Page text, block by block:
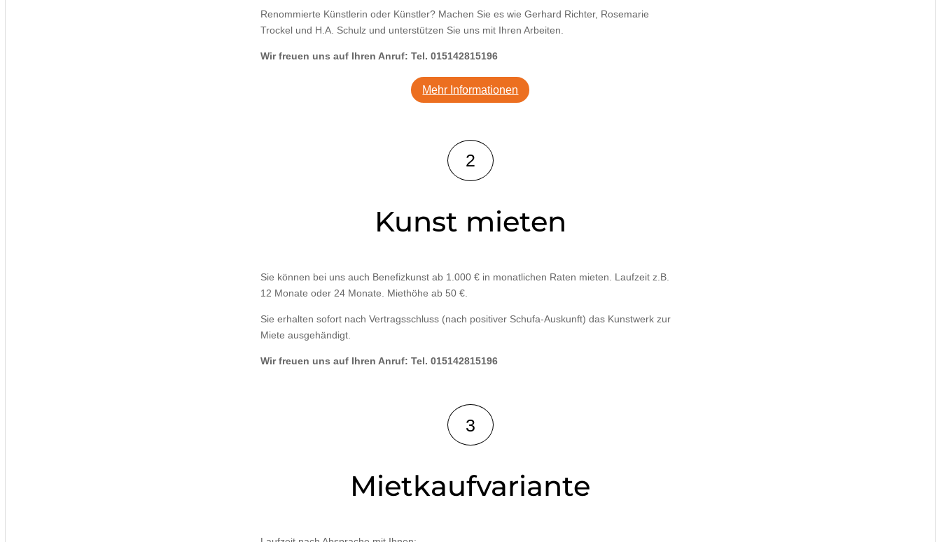
Renommierte Künstlerin oder Künstler? Machen Sie es wie Gerhard Richter, Rosemarie
Trockel und H.A. Schulz und unterstützen Sie uns mit Ihren Arbeiten.
Wir freuen uns auf Ihren Anruf: Tel. 015142815196
Mehr Informationen
2
Kunst mieten
Sie können bei uns auch Benefizkunst ab 1.000 € in monatlichen Raten mieten. Laufzeit z.B.
12 Monate oder 24 Monate. Miethöhe ab 50 €.
Sie erhalten sofort nach Vertragsschluss (nach positiver Schufa-Auskunft) das Kunstwerk zur
Miete ausgehändigt.
Wir freuen uns auf Ihren Anruf: Tel. 015142815196
3
Mietkaufvariante